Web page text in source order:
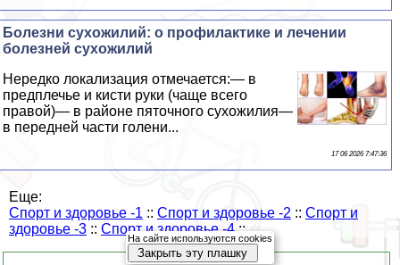
Болезни сухожилий: о профилактике и лечении
болезней сухожилий
Нередко локализация отмечается:— в
предплечье и кисти руки (чаще всего
правой)— в районе пяточного сухожилия—
в передней части голени...
17 06 2026 7:47:36
Еще:
Спорт и здоровье -1 :: Спорт и здоровье -2 :: Спорт и
здоровье -3 :: Спорт и здоровье -4 ::
На сайте используются cookies
Закрыть эту плашку